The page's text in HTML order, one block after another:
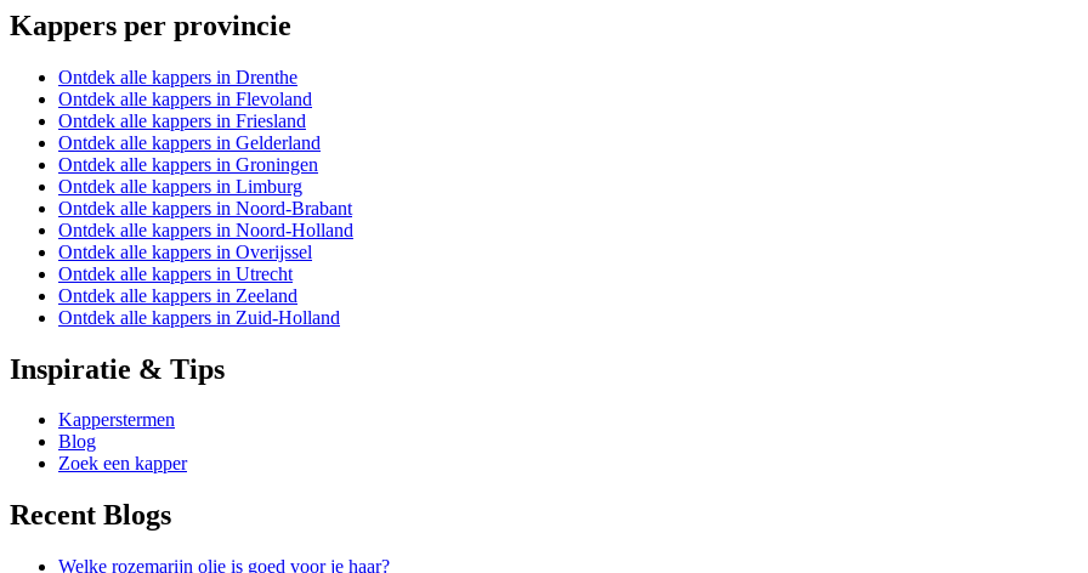
Kappers per provincie
Ontdek alle kappers in Drenthe
Ontdek alle kappers in Flevoland
Ontdek alle kappers in Friesland
Ontdek alle kappers in Gelderland
Ontdek alle kappers in Groningen
Ontdek alle kappers in Limburg
Ontdek alle kappers in Noord-Brabant
Ontdek alle kappers in Noord-Holland
Ontdek alle kappers in Overijssel
Ontdek alle kappers in Utrecht
Ontdek alle kappers in Zeeland
Ontdek alle kappers in Zuid-Holland
Inspiratie & Tips
Kapperstermen
Blog
Zoek een kapper
Recent Blogs
Welke rozemarijn olie is goed voor je haar?